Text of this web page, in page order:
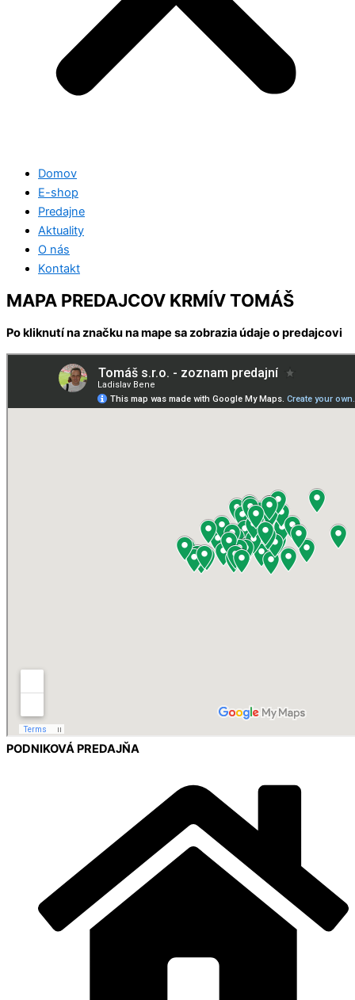
Domov
E-shop
Predajne
Aktuality
O nás
Kontakt
MAPA PREDAJCOV KRMÍV TOMÁŠ
Po kliknutí na značku na mape sa zobrazia údaje o predajcovi
PODNIKOVÁ PREDAJŇA